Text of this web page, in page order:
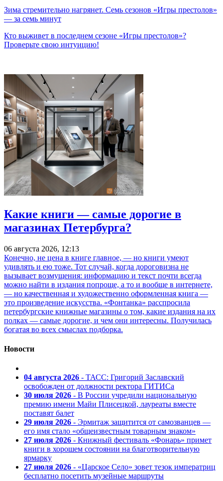
Зима стремительно нагрянет. Семь сезонов «Игры престолов»
— за семь минут
Кто выживет в последнем сезоне «Игры престолов»?
Проверьте свою интуицию!
Какие книги — самые дорогие в
магазинах Петербурга?
06 августа 2026, 12:13
Конечно, не цена в книге главное, — но книги умеют
удивлять и ею тоже. Тот случай, когда дороговизна не
вызывает возмущения: информацию и текст почти всегда
можно найти в издания попроще, а то и вообще в интернете,
— но качественная и художественно оформленная книга —
это произведение искусства. «Фонтанка» расспросила
петербургские книжные магазины о том, какие издания на их
полках — самые дорогие, и чем они интересны. Получилась
богатая во всех смыслах подборка.
Новости
04 августа 2026 - ТАСС: Григорий Заславский
освобожден от должности ректора ГИТИСа
30 июля 2026 - В России учредили национальную
премию имени Майи Плисецкой, лауреаты вместе
поставят балет
29 июля 2026 - Эрмитаж защитится от самозванцев —
его имя стало «общеизвестным товарным знаком»
27 июля 2026 - Книжный фестиваль «Фонарь» примет
книги в хорошем состоянии на благотворительную
ярмарку
27 июля 2026 - «Царское Село» зовет тезок императриц
бесплатно посетить музейные маршруты